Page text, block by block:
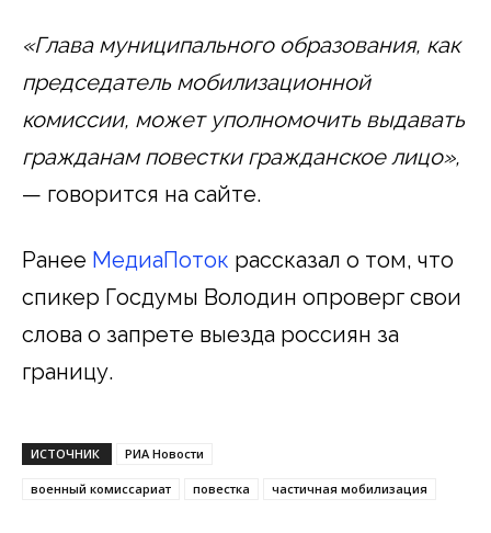
«Глава муниципального образования, как
председатель мобилизационной
комиссии, может уполномочить выдавать
гражданам повестки гражданское лицо»,
— говорится на сайте.
Ранее МедиаПоток рассказал о том, что
спикер Госдумы Володин опроверг свои
слова о запрете выезда россиян за
границу.
ИСТОЧНИК РИА Новости
военный комиссариат повестка частичная мобилизация